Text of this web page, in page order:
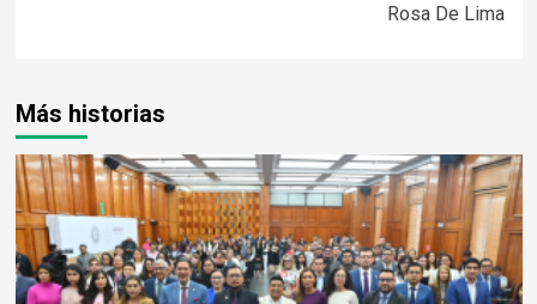
Rosa De Lima
Más historias